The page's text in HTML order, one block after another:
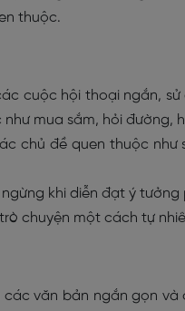
thuộc.
cuộc hội thoại ngắn, sử
mua sắm, hỏi đường,
chủ đề quen thuộc
ngừng khi diễn đạt ý
chuyện một cách tự
các văn bản ngắn gọn